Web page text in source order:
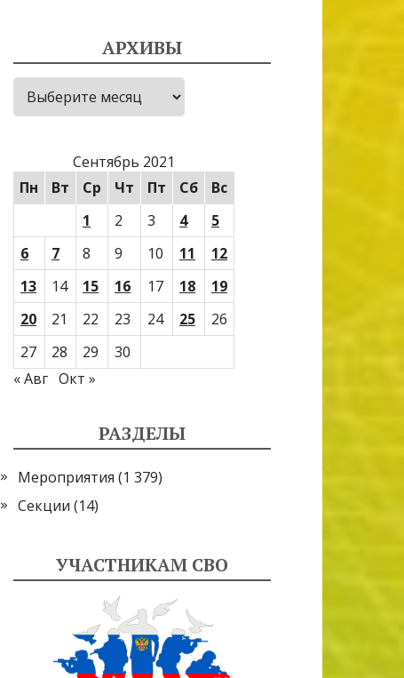
АРХИВЫ
Архивы
Сентябрь 2021
Пн
Вт Ср Чт Пт Сб
Вс
1
2 3 4
5
6
7 8 9 10 11
12
13
14 15 16 17 18
19
20
21 22 23 24 25
26
27
28 29
30
« Авг Окт »
РАЗДЕЛЫ
Мероприятия (1 379)
Секции (14)
УЧАСТНИКАМ СВО